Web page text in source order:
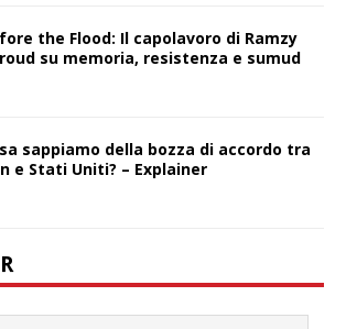
the Flood: Il capolavoro di Ramzy
su memoria, resistenza e sumud
sappiamo della bozza di accordo tra
e Stati Uniti? – Explainer